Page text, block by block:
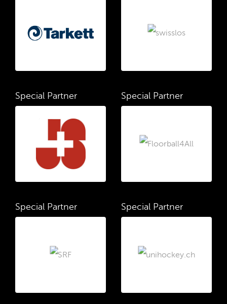
Special Partner Special Partner
Special Partner Special Partner